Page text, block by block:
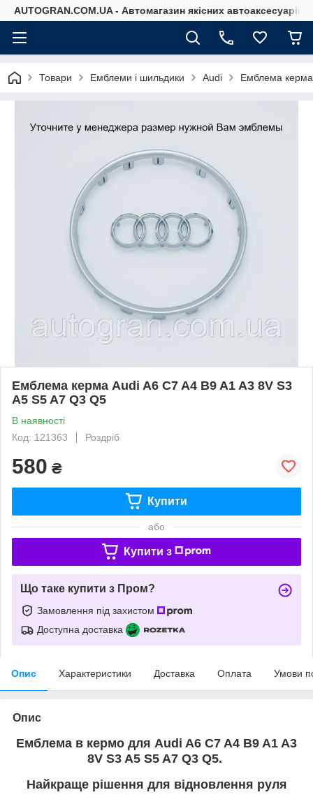
AUTOGRAN.COM.UA - Автомагазин якісних автоаксесуарів
Товари Емблеми і шильдики Audi Емблема керма
Емблема керма Audi A6 C7 A4 B9 A1 A3 8V S3
A5 S5 A7 Q3 Q5
В наявності
Код: 121363
Роздріб
580 ₴
Купити
або
Купити з
Що таке купити з Пром?
Замовлення під захистом
Доступна доставка
Опис Характеристики Доставка Оплата Умови
Опис
Емблема в кермо для Audi A6 C7 A4 B9 A1 A3
8V S3 A5 S5 A7 Q3 Q5.
Найкраще рішення для відновлення руля